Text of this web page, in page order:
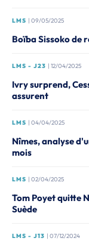
LMS | 09/05/2025
Boïba Sissoko de
LMS - J23 | 12/04/2025
Ivry surprend,
assurent
LMS | 04/04/2025
Nîmes, analyse
mois
LMS | 02/04/2025
Tom Poyet quitte
Suède
LMS - J13 | 07/12/2024